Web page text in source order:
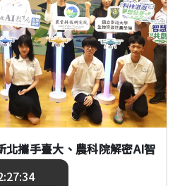
北攜手臺大、農科院解密AI智